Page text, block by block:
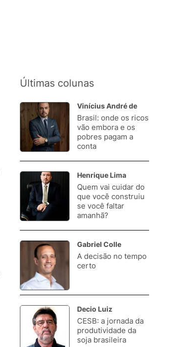
Últimas colunas
Vinícius André de
Brasil: onde os ricos
vão embora e os
pobres pagam a
conta
Henrique Lima
Quem vai cuidar do
que você construiu
se você faltar
amanhã?
Gabriel Colle
A decisão no tempo
certo
Decio Luiz
CESB: a jornada da
produtividade da
soja brasileira